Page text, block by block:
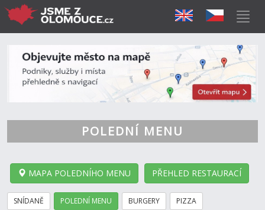
POLEDNÍ MENU
MAPA POLEDNÍHO MENU PŘEHLED RESTAURACÍ
SNÍDANĚ POLEDNÍ MENU BURGERY PIZZA